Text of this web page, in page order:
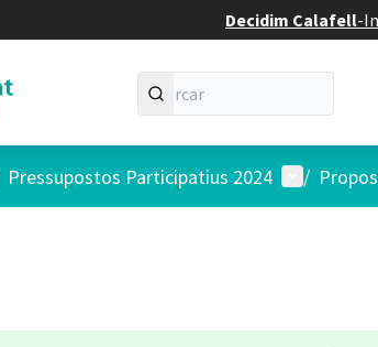
Decidim Calafell-
Pressupostos Participatius 2024 Menú
/